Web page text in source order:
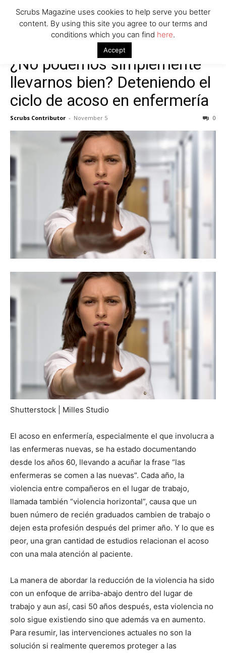
¿No podemos simplemente
llevarnos bien? Deteniendo el
ciclo de acoso en enfermería
Scrubs Contributor - November 5 0
Shutterstock | Milles Studio
El acoso en enfermería, especialmente el que involucra a
las enfermeras nuevas, se ha estado documentando
desde los años 60, llevando a acuñar la frase “las
enfermeras se comen a las nuevas”. Cada año, la
violencia entre compañeros en el lugar de trabajo,
llamada también “violencia horizontal”, causa que un
buen número de recién graduados cambien de trabajo o
dejen esta profesión después del primer año. Y lo que es
peor, una gran cantidad de estudios relacionan el acoso
con una mala atención al paciente.
La manera de abordar la reducción de la violencia ha sido
con un enfoque de arriba-abajo dentro del lugar de
trabajo y aun así, casi 50 años después, esta violencia no
solo sigue existiendo sino que además va en aumento.
Para resumir, las intervenciones actuales no son la
solución si realmente queremos proteger a las
Scrubs Magazine uses cookies to help serve you better
content. By using this site you agree to our terms and
conditions which you can find here.
Accept